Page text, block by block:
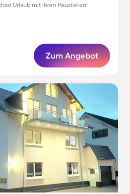
Urlaub mit Ihren Haustieren!
Zum Angebot